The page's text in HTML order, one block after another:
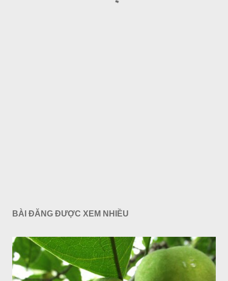
BÀI ĐĂNG ĐƯỢC XEM NHIỀU